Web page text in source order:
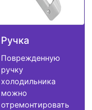
Ручка
Поврежденную
ручку
холодильника
можно
отремонтировать